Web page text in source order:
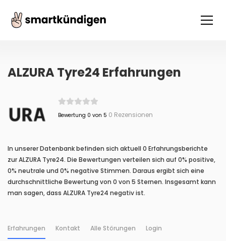
ALZURA Tyre24 Erfahrungen
Bewertung 0 von 5 0 Rezensionen
In unserer Datenbank befinden sich aktuell 0 Erfahrungsberichte
zur ALZURA Tyre24. Die Bewertungen verteilen sich auf 0% positive,
0% neutrale und 0% negative Stimmen. Daraus ergibt sich eine
durchschnittliche Bewertung von 0 von 5 Sternen. Insgesamt kann
man sagen, dass ALZURA Tyre24 negativ ist.
Erfahrungen Kontakt Alle Störungen Login